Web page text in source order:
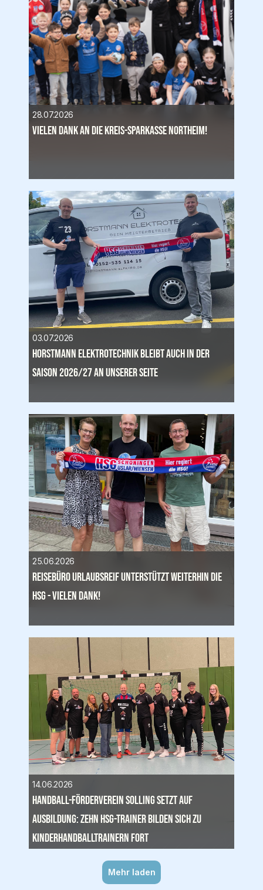
28.07.2026
Vielen Dank an die Kreis-Sparkasse Northeim!
03.07.2026
Horstmann Elektrotechnik bleibt auch in der
Saison 2026/27 an unserer Seite
25.06.2026
Reisebüro Urlaubsreif unterstützt weiterhin die
HSG - Vielen Dank!
14.06.2026
Handball-Förderverein Solling setzt auf
Ausbildung: Zehn HSG-Trainer bilden sich zu
Kinderhandballtrainern fort
Mehr laden